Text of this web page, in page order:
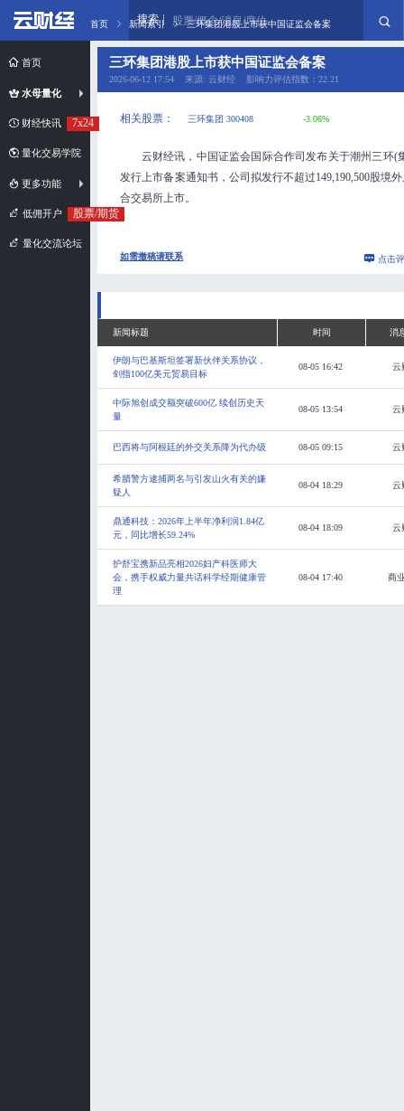
首页
水母量化
财经快讯 7x24
量化交易学院
更多功能
低佣开户 股票/期货
量化交流论坛
首页 新闻索引 三环集团港股上市获中国证监会备案
搜索 股票/概念/消息/席位
三环集团港股上市获中国证监会备案
2026-06-12 17:54 来源: 云财经 影响力评估指数：22.21
相关股票： 三环集团 300408 -3.06%
云财经讯，中国证监会国际合作司发布关于潮州三环(
发行上市备案通知书，公司拟发行不超过149,190,500股境
合交易所上市。
如需撤稿请联系 点击
新闻标题 时间 消
伊朗与巴基斯坦签署新伙伴关系协议，
剑指100亿美元贸易目标
08-05 16:42 云
中际旭创成交额突破600亿 续创历史天
量
08-05 13:54 云
巴西将与阿根廷的外交关系降为代办级 08-05 09:15 云
希腊警方逮捕两名与引发山火有关的嫌
疑人
08-04 18:29 云
鼎通科技：2026年上半年净利润1.84亿
元，同比增长59.24%
08-04 18:09 云
护舒宝携新品亮相2026妇产科医师大
会，携手权威力量共话科学经期健康管
理
08-04 17:40 商